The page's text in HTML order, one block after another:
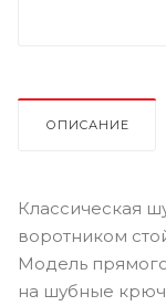
ОПИСАНИЕ
Классическая
воротником
Модель
на шубные